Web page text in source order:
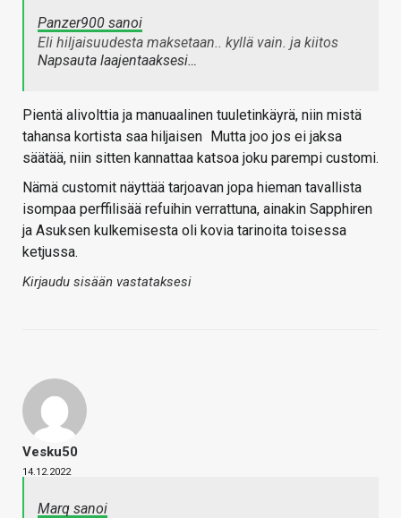
Panzer900 sanoi
Eli hiljaisuudesta maksetaan.. kyllä vain. ja kiitos
Napsauta laajentaaksesi…
Pientä alivolttia ja manuaalinen tuuletinkäyrä, niin mistä
tahansa kortista saa hiljaisen Mutta joo jos ei jaksa
säätää, niin sitten kannattaa katsoa joku parempi customi.
Nämä customit näyttää tarjoavan jopa hieman tavallista
isompaa perffilisää refuihin verrattuna, ainakin Sapphiren
ja Asuksen kulkemisesta oli kovia tarinoita toisessa
ketjussa.
Kirjaudu sisään vastataksesi
Vesku50
14.12.2022
Marq sanoi